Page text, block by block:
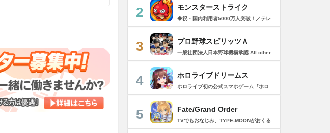
2 モンスターストライク
3 プロ野球スピリッツＡ
4 ホロライブドリームス
5 Fate/Grand Order